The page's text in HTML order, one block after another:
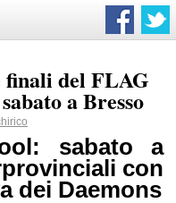
del FLAG
a Bresso
sabato a
con
dei Daemons